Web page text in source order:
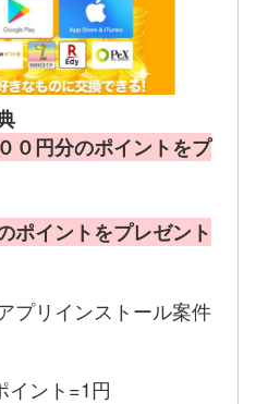
０円分のポイントをプ
ポイントをプレゼント
プリインストール案件
イント=1円